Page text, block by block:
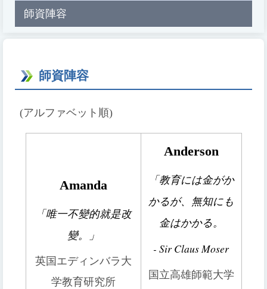
師資陣容
師資陣容
(アルファベット順)
Amanda
「唯一不變的就是改
變。」
英国エディンバラ大
学教育研究所
Anderson
「教育には金がか
かるが、無知にも
金はかかる。
- Sir Claus Moser
国立高雄師範大学